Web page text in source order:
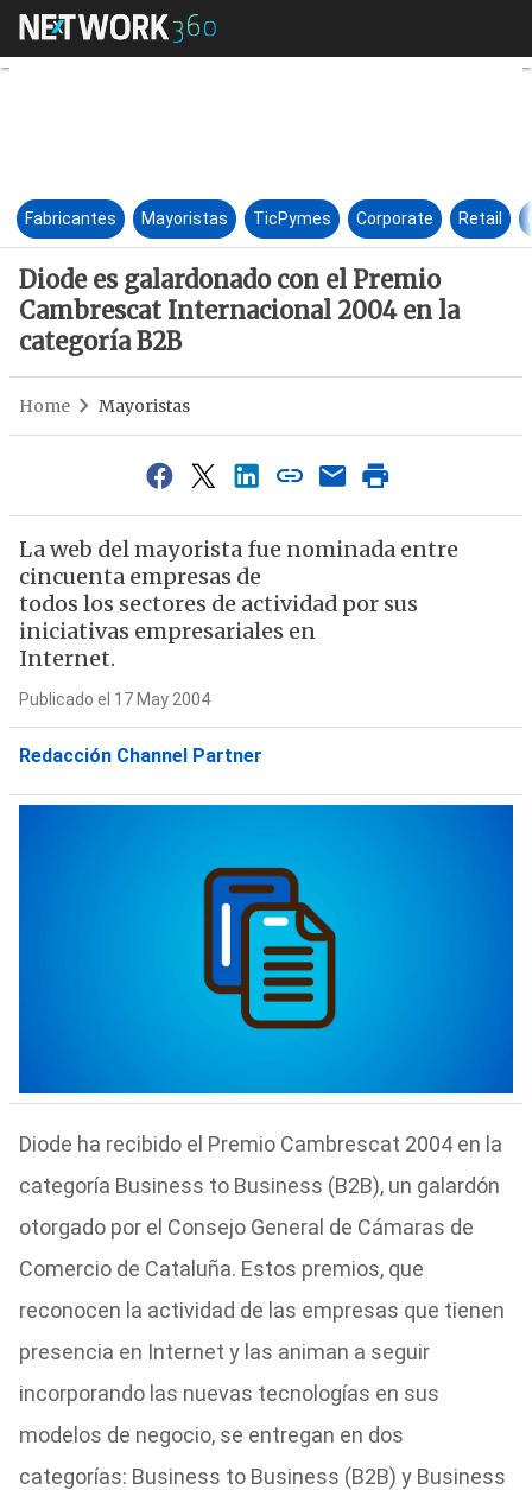
Diode es galardonado con el
Fabricantes Mayoristas TicPymes Corporate Retail
Diode es galardonado con el Premio
Cambrescat Internacional 2004 en la
categoría B2B
Home Mayoristas
La web del mayorista fue nominada entre
cincuenta empresas de
todos los sectores de actividad por sus
iniciativas empresariales en
Internet.
Publicado el 17 May 2004
Redacción Channel Partner
Diode ha recibido el Premio Cambrescat 2004 en la
categoría Business to Business (B2B), un galardón
otorgado por el Consejo General de Cámaras de
Comercio de Cataluña. Estos premios, que
reconocen la actividad de las empresas que tienen
presencia en Internet y las animan a seguir
incorporando las nuevas tecnologías en sus
modelos de negocio, se entregan en dos
categorías: Business to Business (B2B) y Business